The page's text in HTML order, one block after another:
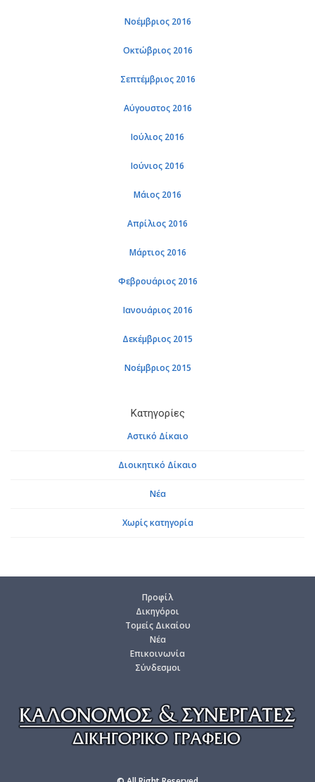
Νοέμβριος 2016
Οκτώβριος 2016
Σεπτέμβριος 2016
Αύγουστος 2016
Ιούλιος 2016
Ιούνιος 2016
Μάιος 2016
Απρίλιος 2016
Μάρτιος 2016
Φεβρουάριος 2016
Ιανουάριος 2016
Δεκέμβριος 2015
Νοέμβριος 2015
Κατηγορίες
Αστικό Δίκαιο
Διοικητικό Δίκαιο
Νέα
Χωρίς κατηγορία
Προ­φίλ
Δι­κη­γό­ροι
Το­μείς Δι­καί­ου
Νέα
Επι­κοι­νω­νία
Σύν­δε­σμοι